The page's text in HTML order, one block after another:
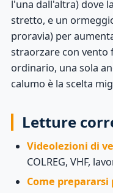
l'una dall'altra) dove
stretto, e un
proravia) per
straorzare con vento
ordinario, una sola
calumo è la scelta
Letture
Videolezioni di
COLREG, VHF,
Come